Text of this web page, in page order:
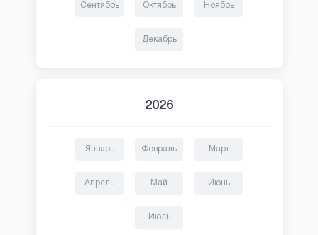
Сентябрь Октябрь Ноябрь
Декабрь
2026
Январь Февраль Март
Апрель Май Июнь
Июль